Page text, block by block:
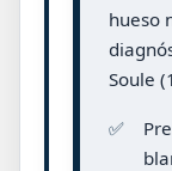
hueso
Soule
✅